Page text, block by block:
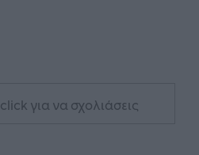
για να σχολιάσεις